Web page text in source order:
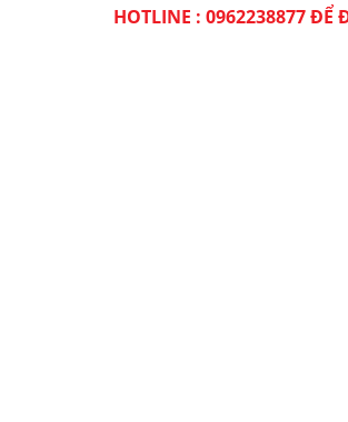
HOTLINE : 0962238877 ĐỂ